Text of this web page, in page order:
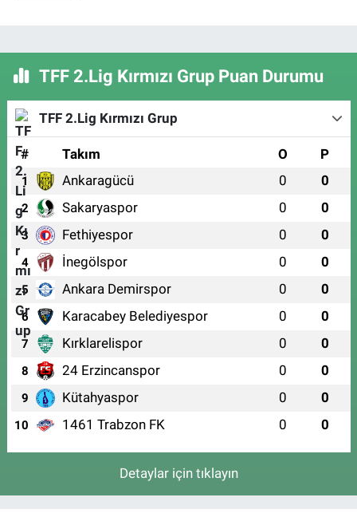
TFF 2.Lig Kırmızı Grup Puan Durumu
TFF 2.Lig Kırmızı Grup
# Takım O P
1 Ankaragücü 0 0
2 Sakaryaspor 0 0
3 Fethiyespor 0 0
4 İnegölspor 0 0
5 Ankara Demirspor 0 0
6 Karacabey Belediyespor 0 0
7 Kırklarelispor 0 0
8 24 Erzincanspor 0 0
9 Kütahyaspor 0 0
10 1461 Trabzon FK 0 0
Detaylar için tıklayın